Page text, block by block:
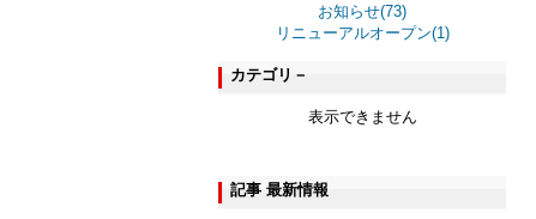
お知らせ(73)
リニューアルオープン(1)
カテゴリ－
表示できません
記事 最新情報